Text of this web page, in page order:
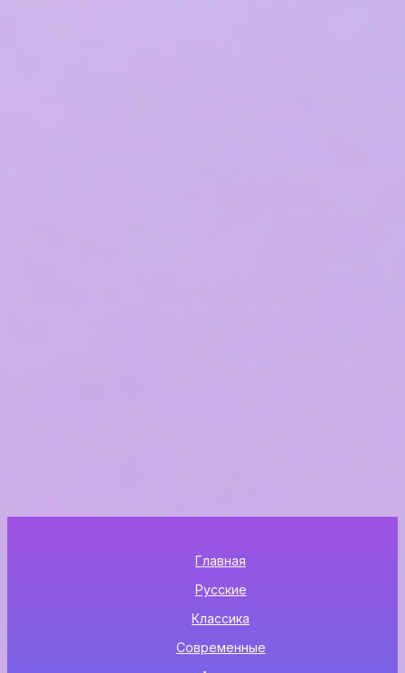
Главная
Русские
Классика
Современные